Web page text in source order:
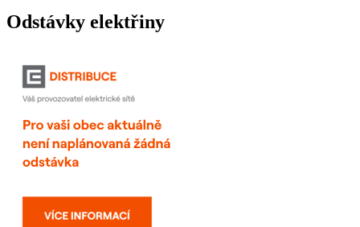
Odstávky elektřiny